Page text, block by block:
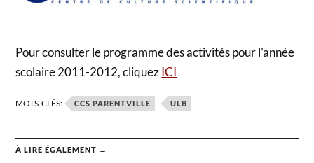
Pour consulter le programme des activités pour l’année
scolaire 2011-2012, cliquezICI
MOTS-CLÉS: CCS PARENTVILLE ULB
À LIRE ÉGALEMENT →